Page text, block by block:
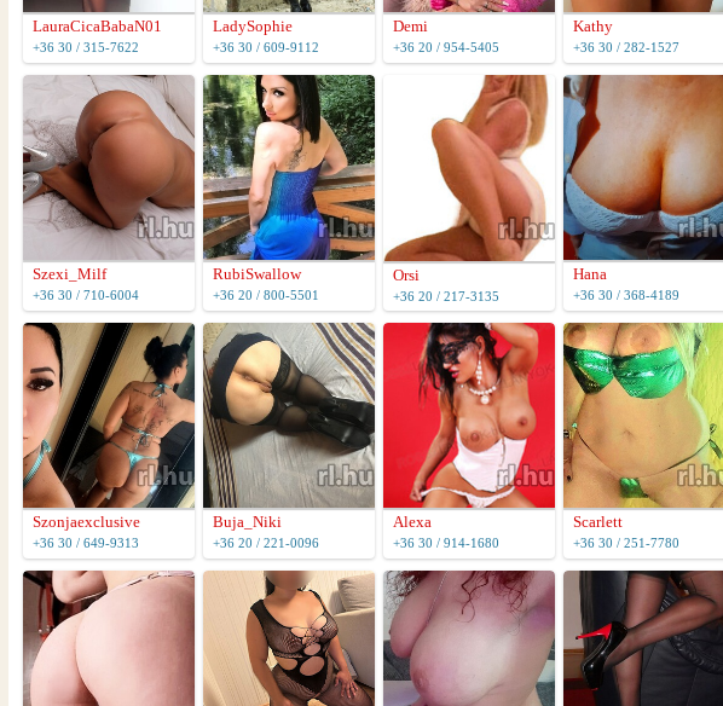
LauraCicaBabaN01
+36 30 / 315-7622
LadySophie
+36 30 / 609-9112
Demi
+36 20 / 954-5405
Kathy
+36 30 / 282-1527
Szexi_Milf
+36 30 / 710-6004
RubiSwallow
+36 20 / 800-5501
Orsi
+36 20 / 217-3135
Hana
+36 30 / 368-4189
Szonjaexclusive
+36 30 / 649-9313
Buja_Niki
+36 20 / 221-0096
Alexa
+36 30 / 914-1680
Scarlett
+36 30 / 251-7780